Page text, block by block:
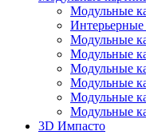
Модульные
Модульные
Модульные
Модульные
Модульные
Модульные
Модульные
3D Импасто